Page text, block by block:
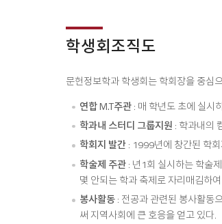
학생회조직도
문헌정보학과 학생회는 학회장을 중심
연합 M.T주관: 매 학년도 초에 실시
학과내 스터디 그룹지원 : 학과내의
학회지 발간: 1999년에 창간된 학
학술제 주관: 년1회 실시하는 학술
몇 안되는 학과 축제로 자리매김하
봉사활동: 전공과 관련된 봉사활동
써 지역사회에 큰 호응을 얻고 있다.